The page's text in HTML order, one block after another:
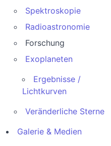
Spektroskopie
Radioastronomie
Forschung
Exoplaneten
Ergebnisse /
Lichtkurven
Veränderliche Sterne
Galerie & Medien